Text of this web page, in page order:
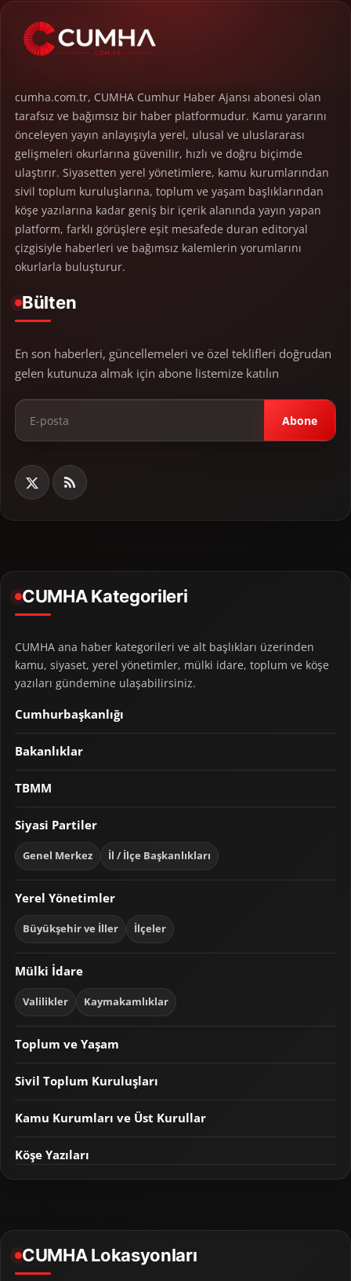
cumha.com.tr, CUMHA Cumhur Haber Ajansı abonesi olan
tarafsız ve bağımsız bir haber platformudur. Kamu yararını
önceleyen yayın anlayışıyla yerel, ulusal ve uluslararası
gelişmeleri okurlarına güvenilir, hızlı ve doğru biçimde
ulaştırır. Siyasetten yerel yönetimlere, kamu kurumlarından
sivil toplum kuruluşlarına, toplum ve yaşam başlıklarından
köşe yazılarına kadar geniş bir içerik alanında yayın yapan
platform, farklı görüşlere eşit mesafede duran editoryal
çizgisiyle haberleri ve bağımsız kalemlerin yorumlarını
okurlarla buluşturur.
Bülten
En son haberleri, güncellemeleri ve özel teklifleri doğrudan
gelen kutunuza almak için abone listemize katılın
Abone
CUMHA Kategorileri
CUMHA ana haber kategorileri ve alt başlıkları üzerinden
kamu, siyaset, yerel yönetimler, mülki idare, toplum ve köşe
yazıları gündemine ulaşabilirsiniz.
Cumhurbaşkanlığı
Bakanlıklar
TBMM
Siyasi Partiler
Genel Merkez İl / İlçe Başkanlıkları
Yerel Yönetimler
Büyükşehir ve İller İlçeler
Mülki İdare
Valilikler Kaymakamlıklar
Toplum ve Yaşam
Sivil Toplum Kuruluşları
Kamu Kurumları ve Üst Kurullar
Köşe Yazıları
CUMHA Lokasyonları